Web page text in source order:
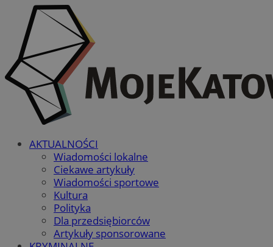
AKTUALNOŚCI
Wiadomości lokalne
Ciekawe artykuły
Wiadomości sportowe
Kultura
Polityka
Dla przedsiębiorców
Artykuły sponsorowane